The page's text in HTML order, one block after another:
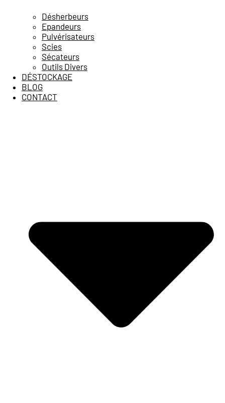
Désherbeurs
Epandeurs
Pulvérisateurs
Scies
Sécateurs
Outils Divers
DÉSTOCKAGE
BLOG
CONTACT